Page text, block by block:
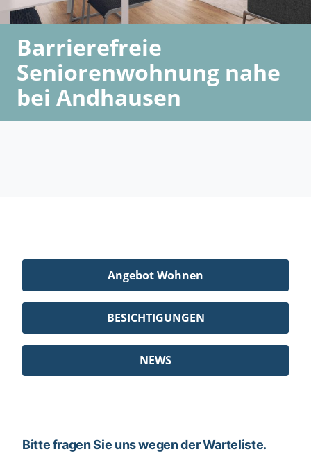
Barrierefreie
Seniorenwohnung nahe
bei Andhausen
Angebot Wohnen
BESICHTIGUNGEN
NEWS
Bitte fragen Sie uns wegen der Warteliste.